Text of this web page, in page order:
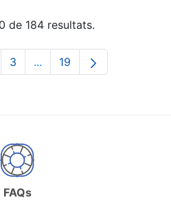
de 184 resultats.
Pàgina
3 ...Pàgines intermèdies
Pàgina
19
FAQs